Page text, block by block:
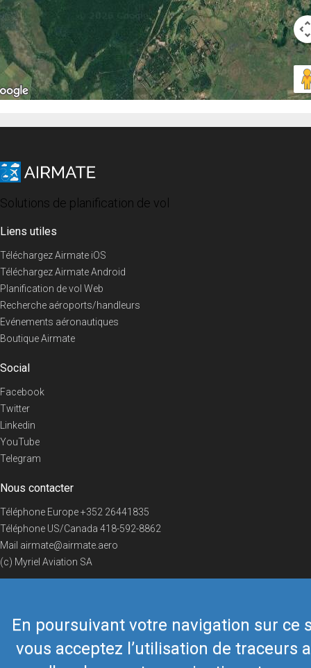
En poursuivant votre navigation sur ce
vous acceptez l’utilisation de traceurs
Solutions de planification de vol
Liens utiles
Téléchargez Airmate iOS
Téléchargez Airmate Android
Planification de vol Web
Recherche aéroports/handleurs
Evénements aéronautiques
Boutique Airmate
Social
Facebook
Twitter
Linkedin
YouTube
Telegram
Nous contacter
Téléphone Europe+352 26441835
Téléphone US/Canada 418-592-8862
Mail airmate@airmate.aero
(c) Myriel Aviation SA
© 2019 Airmate - Conditions d'utilisation - Vie privée Back to top